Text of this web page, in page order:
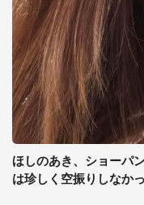
ほしのあき、ショーパ
は珍しく空振りしなか